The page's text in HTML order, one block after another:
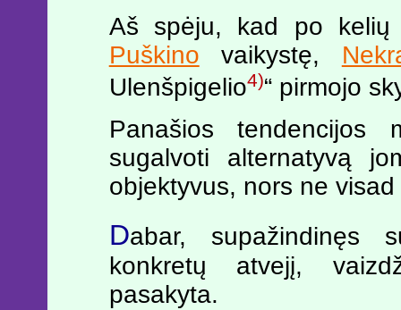
Aš spėju, kad po kelių
Puškino vaikystę,
Ulenšpigelio4)“ pirmojo
Panašios tendencijos
sugalvoti alternatyvą
objektyvus, nors ne
Dabar,
konkretų atvejį,
pasakyta.